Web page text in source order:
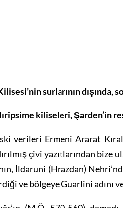
surlarının dışında,
kiliseleri, Şarden’in
verileri Ermeni Ararat
çivi yazıtlarından bize
İldaruni (Hrazdan)
ve bölgeye Guarlini adını